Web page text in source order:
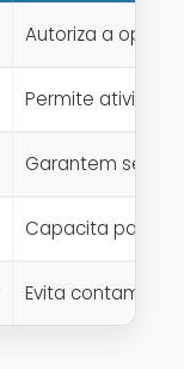
Autoriza a
Permite
Garantem
Capacita para
Evita